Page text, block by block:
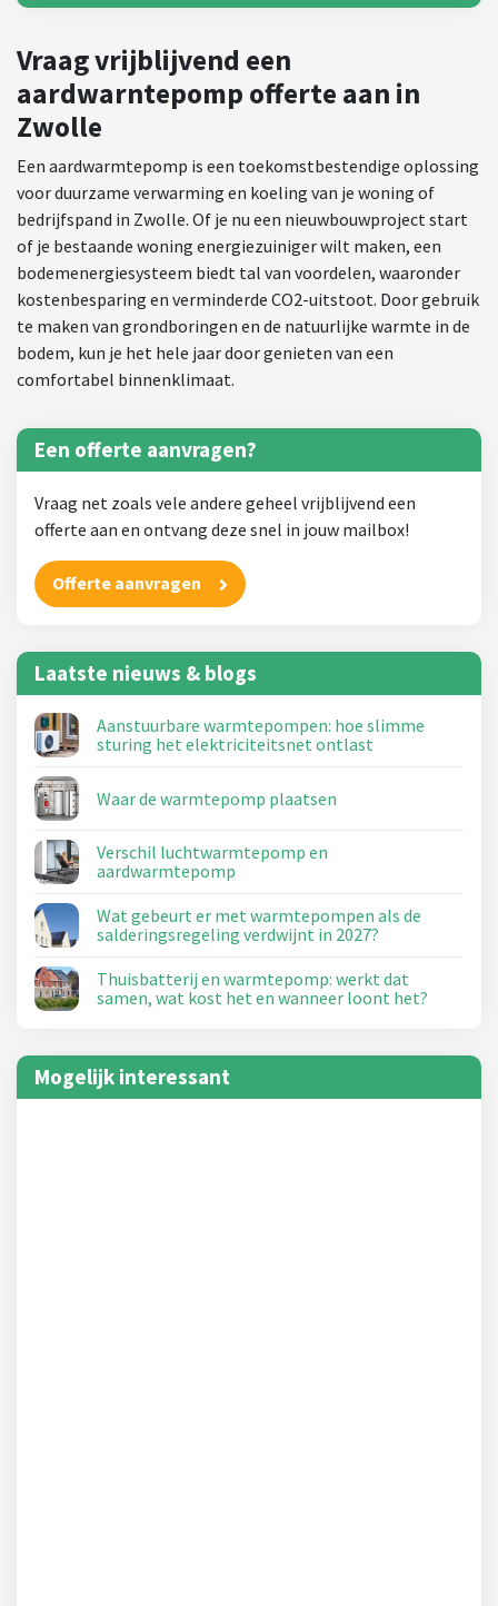
Vraag vrijblijvend een
aardwarntepomp offerte aan in
Zwolle
Een aardwarmtepomp is een toekomstbestendige oplossing
voor duurzame verwarming en koeling van je woning of
bedrijfspand in Zwolle. Of je nu een nieuwbouwproject start
of je bestaande woning energiezuiniger wilt maken, een
bodemenergiesysteem biedt tal van voordelen, waaronder
kostenbesparing en verminderde CO2-uitstoot. Door gebruik
te maken van grondboringen en de natuurlijke warmte in de
bodem, kun je het hele jaar door genieten van een
comfortabel binnenklimaat.
Een offerte aanvragen?
Vraag net zoals vele andere geheel vrijblijvend een
offerte aan en ontvang deze snel in jouw mailbox!
Offerte aanvragen
Laatste nieuws & blogs
Aanstuurbare warmtepompen: hoe slimme
sturing het elektriciteitsnet ontlast
Waar de warmtepomp plaatsen
Verschil luchtwarmtepomp en
aardwarmtepomp
Wat gebeurt er met warmtepompen als de
salderingsregeling verdwijnt in 2027?
Thuisbatterij en warmtepomp: werkt dat
samen, wat kost het en wanneer loont het?
Mogelijk interessant